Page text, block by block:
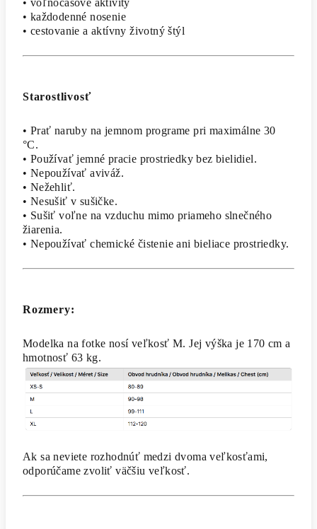
• každodenné nosenie
• cestovanie a aktívny životný štýl
Starostlivosť
• Prať naruby na jemnom programe pri maximálne 30
°C.
• Používať jemné pracie prostriedky bez bielidiel.
• Nepoužívať aviváž.
• Nežehliť.
• Nesušiť v sušičke.
• Sušiť voľne na vzduchu mimo priameho slnečného
žiarenia.
• Nepoužívať chemické čistenie ani bieliace prostriedky.
Rozmery:
Modelka na fotke nosí veľkosť M. Jej výška je 170 cm a
hmotnosť 63 kg.
Ak sa neviete rozhodnúť medzi dvoma veľkosťami,
odporúčame zvoliť väčšiu veľkosť.